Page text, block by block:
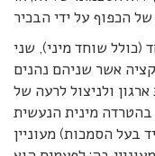
שוחד מיני), שני
אשר שניהם נהנים
ולניצול לרעה של
בהטרדה מינית הנעשית
בעל הסמכות) מעוניין